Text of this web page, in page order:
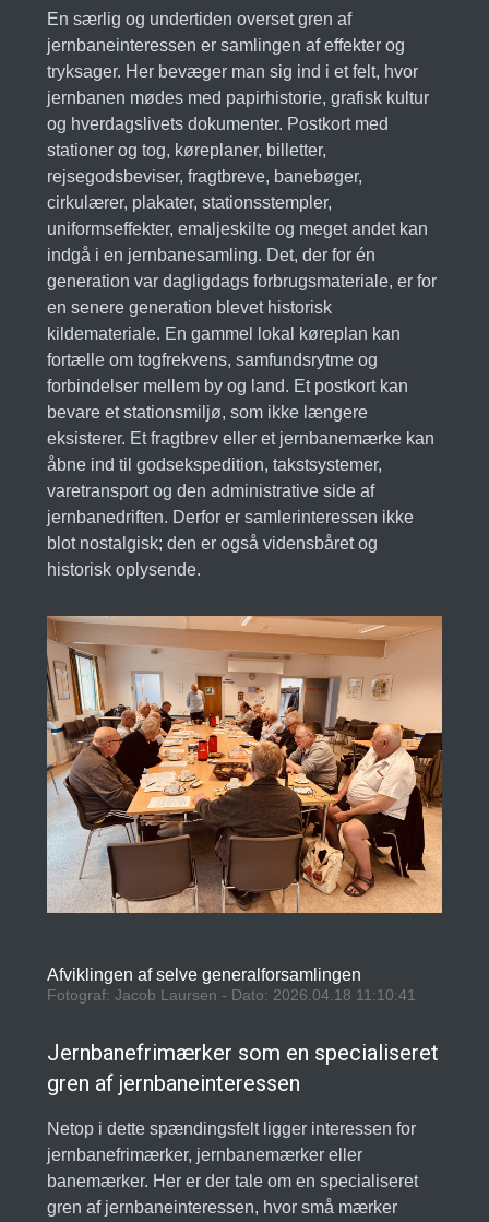
En særlig og undertiden overset gren af
jernbaneinteressen er samlingen af effekter og
tryksager. Her bevæger man sig ind i et felt, hvor
jernbanen mødes med papirhistorie, grafisk kultur
og hverdagslivets dokumenter. Postkort med
stationer og tog, køreplaner, billetter,
rejsegodsbeviser, fragtbreve, banebøger,
cirkulærer, plakater, stationsstempler,
uniformseffekter, emaljeskilte og meget andet kan
indgå i en jernbanesamling. Det, der for én
generation var dagligdags forbrugsmateriale, er for
en senere generation blevet historisk
kildemateriale. En gammel lokal køreplan kan
fortælle om togfrekvens, samfundsrytme og
forbindelser mellem by og land. Et postkort kan
bevare et stationsmiljø, som ikke længere
eksisterer. Et fragtbrev eller et jernbanemærke kan
åbne ind til godsekspedition, takstsystemer,
varetransport og den administrative side af
jernbanedriften. Derfor er samlerinteressen ikke
blot nostalgisk; den er også vidensbåret og
historisk oplysende.
Afviklingen af selve generalforsamlingen
Fotograf: Jacob Laursen - Dato: 2026.04.18 11:10:41
Jernbanefrimærker som en specialiseret
gren af jernbaneinteressen
Netop i dette spændingsfelt ligger interessen for
jernbanefrimærker, jernbanemærker eller
banemærker. Her er der tale om en specialiseret
gren af jernbaneinteressen, hvor små mærker